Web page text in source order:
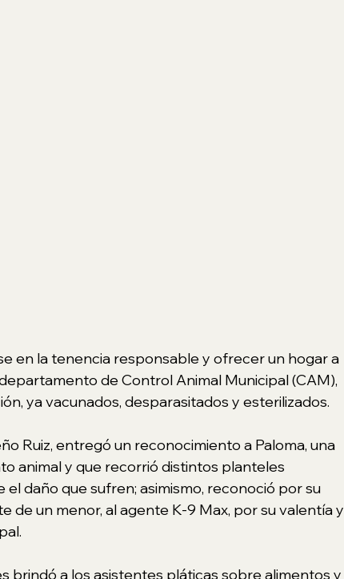
en la tenencia responsable y ofrecer un hogar a
de Control Animal Municipal (CAM),
ya vacunados, desparasitados y esterilizados.
Ruiz, entregó un reconocimiento a Paloma, una
animal y que recorrió distintos planteles
daño que sufren; asimismo, reconoció por su
de un menor, al agente K-9 Max, por su valentía y
brindó a los asistentes pláticas sobre alimentos y